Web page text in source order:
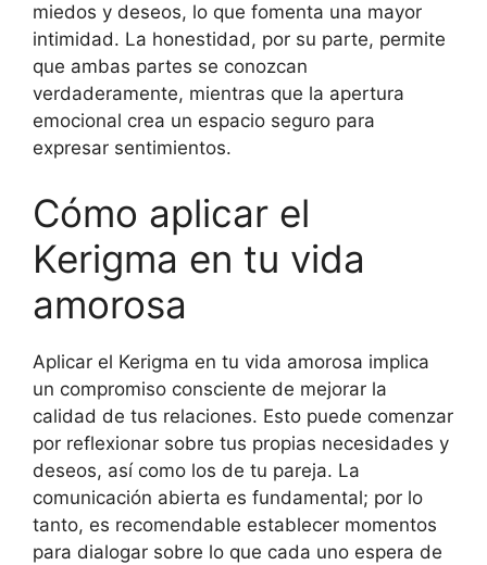
miedos y deseos, lo que fomenta una mayor
intimidad. La honestidad, por su parte, permite
que ambas partes se conozcan
verdaderamente, mientras que la apertura
emocional crea un espacio seguro para
expresar sentimientos.
Cómo aplicar el
Kerigma en tu vida
amorosa
Aplicar el Kerigma en tu vida amorosa implica
un compromiso consciente de mejorar la
calidad de tus relaciones. Esto puede comenzar
por reflexionar sobre tus propias necesidades y
deseos, así como los de tu pareja. La
comunicación abierta es fundamental; por lo
tanto, es recomendable establecer momentos
para dialogar sobre lo que cada uno espera de